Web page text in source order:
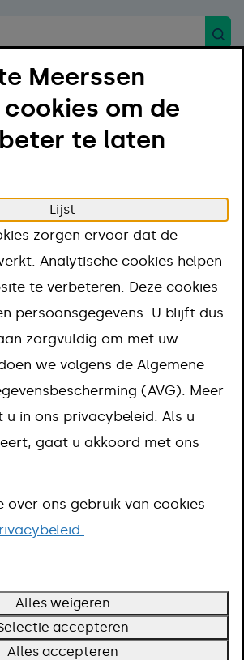
Vergunningen en regels
aanvragen
op de markt?
vergunning nodig. U
aan bij de
het formulier
Meerssen
om de
te laten
Lijst
zorgen ervoor dat de
Analytische cookies helpen
te verbeteren. Deze cookies
persoonsgegevens. U blijft dus
zorgvuldig om met uw
we volgens de Algemene
(AVG). Meer
in ons privacybeleid. Als u
gaat u akkoord met ons
over ons gebruik van cookies
Alles weigeren
accepteren
Alles accepteren